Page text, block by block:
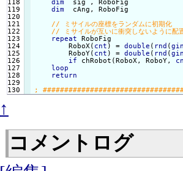
118
119
120
121
122
123
124
125
126
127
128
129
dim
  sig , RoboFig
dim
  cAng, RoboFig
repeat
RoboFig
        RoboX(
cnt ) = double ( rnd (
        RoboY(
cnt ) = double ( rnd (
if
chRobot(RoboX, RoboY,
loop
return
↑
コメントログ